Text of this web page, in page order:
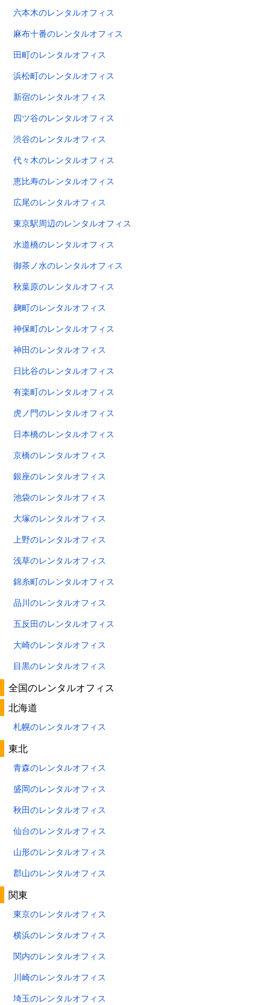
六本木のレンタルオフィス
麻布十番のレンタルオフィス
田町のレンタルオフィス
浜松町のレンタルオフィス
新宿のレンタルオフィス
四ツ谷のレンタルオフィス
渋谷のレンタルオフィス
代々木のレンタルオフィス
恵比寿のレンタルオフィス
広尾のレンタルオフィス
東京駅周辺のレンタルオフィス
水道橋のレンタルオフィス
御茶ノ水のレンタルオフィス
秋葉原のレンタルオフィス
麹町のレンタルオフィス
神保町のレンタルオフィス
神田のレンタルオフィス
日比谷のレンタルオフィス
有楽町のレンタルオフィス
虎ノ門のレンタルオフィス
日本橋のレンタルオフィス
京橋のレンタルオフィス
銀座のレンタルオフィス
池袋のレンタルオフィス
大塚のレンタルオフィス
上野のレンタルオフィス
浅草のレンタルオフィス
錦糸町のレンタルオフィス
品川のレンタルオフィス
五反田のレンタルオフィス
大崎のレンタルオフィス
目黒のレンタルオフィス
全国のレンタルオフィス
北海道
札幌のレンタルオフィス
東北
青森のレンタルオフィス
盛岡のレンタルオフィス
秋田のレンタルオフィス
仙台のレンタルオフィス
山形のレンタルオフィス
郡山のレンタルオフィス
関東
東京のレンタルオフィス
横浜のレンタルオフィス
関内のレンタルオフィス
川崎のレンタルオフィス
埼玉のレンタルオフィス